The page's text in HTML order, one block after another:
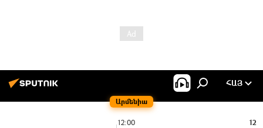
Արմենիա
ՀԱՅ
12:00